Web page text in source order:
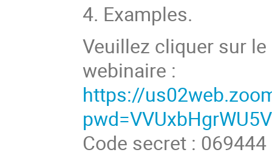
4. Examples.
Veuillez cliquer sur
webinaire :
https://
Code secret : 069444